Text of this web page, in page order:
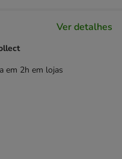
Ver detalhes
em 2h em lojas